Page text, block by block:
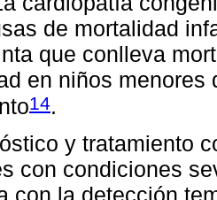
de mortalidad
que conlleva
en niños menores
14.
y tratamiento
con condiciones
con la detección